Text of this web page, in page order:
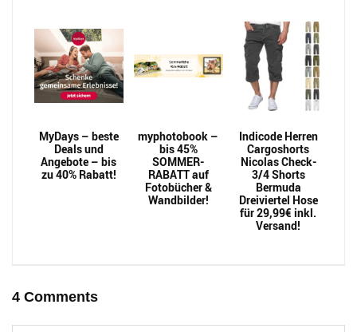
MyDays – beste
Deals und
Angebote – bis
zu 40% Rabatt!
myphotobook –
bis 45%
SOMMER-
RABATT auf
Fotobücher &
Wandbilder!
Indicode Herren
Cargoshorts
Nicolas Check-
3/4 Shorts
Bermuda
Dreiviertel Hose
für 29,99€ inkl.
Versand!
4 Comments